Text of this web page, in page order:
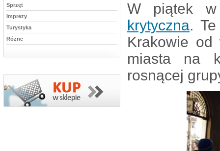
Sprzęt
Imprezy
Turystyka
Różne
W piątek
krytyczna.
Krakowie od
miasta na
rosnącej